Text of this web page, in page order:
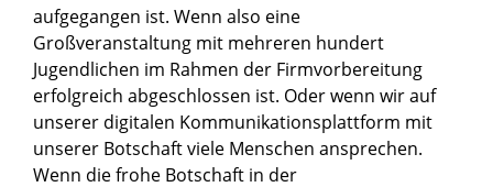
aufgegangen ist. Wenn also eine
Großveranstaltung mit mehreren hundert
Jugendlichen im Rahmen der Firmvorbereitung
erfolgreich abgeschlossen ist. Oder wenn wir auf
unserer digitalen Kommunikationsplattform mit
unserer Botschaft viele Menschen ansprechen.
Wenn die frohe Botschaft in der